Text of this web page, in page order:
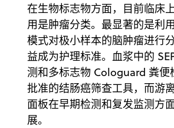
在生物标志物方面，目前临床
用是肿瘤分类。最显著的是利
模式对极小样本的脑肿瘤进行
益成为护理标准。血浆中的
测和多标志物 Cologuard 粪便
批准的结肠癌筛查工具，而游
面板在早期检测和复发监测方
展。